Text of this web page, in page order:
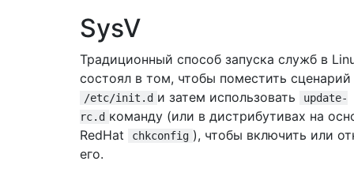
SysV
Традиционный способ запуска служб в
состоял в том, чтобы поместить сценарий
/etc/init.d и затем использовать
update-
rc.d команду (или в дистрибутивах на
RedHat
chkconfig ), чтобы включить или
его.